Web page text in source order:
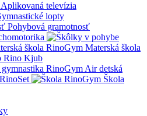
Aplikovaná televízia
lopty
Pohybová gramotnosť
Materská škola
Rino Kjub
RinoGym Air detská
RinoSet
Škola